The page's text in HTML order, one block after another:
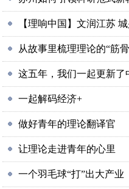
【理响中国】文润江苏
从故事里梳理理论的“筋
这五年，我们一起更新了
一起解码经济+
做好青年的理论翻译官
让理论走进青年的心里
一个羽毛球“打”出大产业